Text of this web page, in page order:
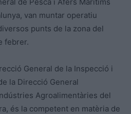
van muntar operatiu
punts de la zona del
febrer.
General de la Inspecció i
la Direcció General
Agroalimentàries del
és la competent en matèria de